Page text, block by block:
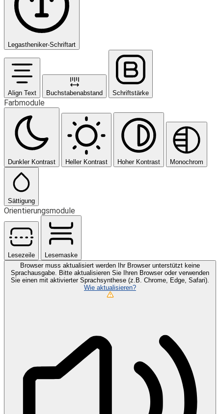
Legastheniker-Schriftart
Align Text Buchstabenabstand Schriftstärke
Farbmodule
Dunkler Kontrast Heller Kontrast Hoher Kontrast Monochrom
Sättigung
Orientierungsmodule
Lesezeile
Lesemaske
Browser muss aktualisiert werden
Ihr Browser unterstützt keine
Sprachausgabe. Bitte aktualisieren Sie Ihren Browser oder verwenden
Sie einen mit aktivierter Sprachsynthese (z.B. Chrome, Edge, Safari).
Wie aktualisieren?